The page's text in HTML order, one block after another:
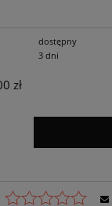
dostępny
3 dni
zł